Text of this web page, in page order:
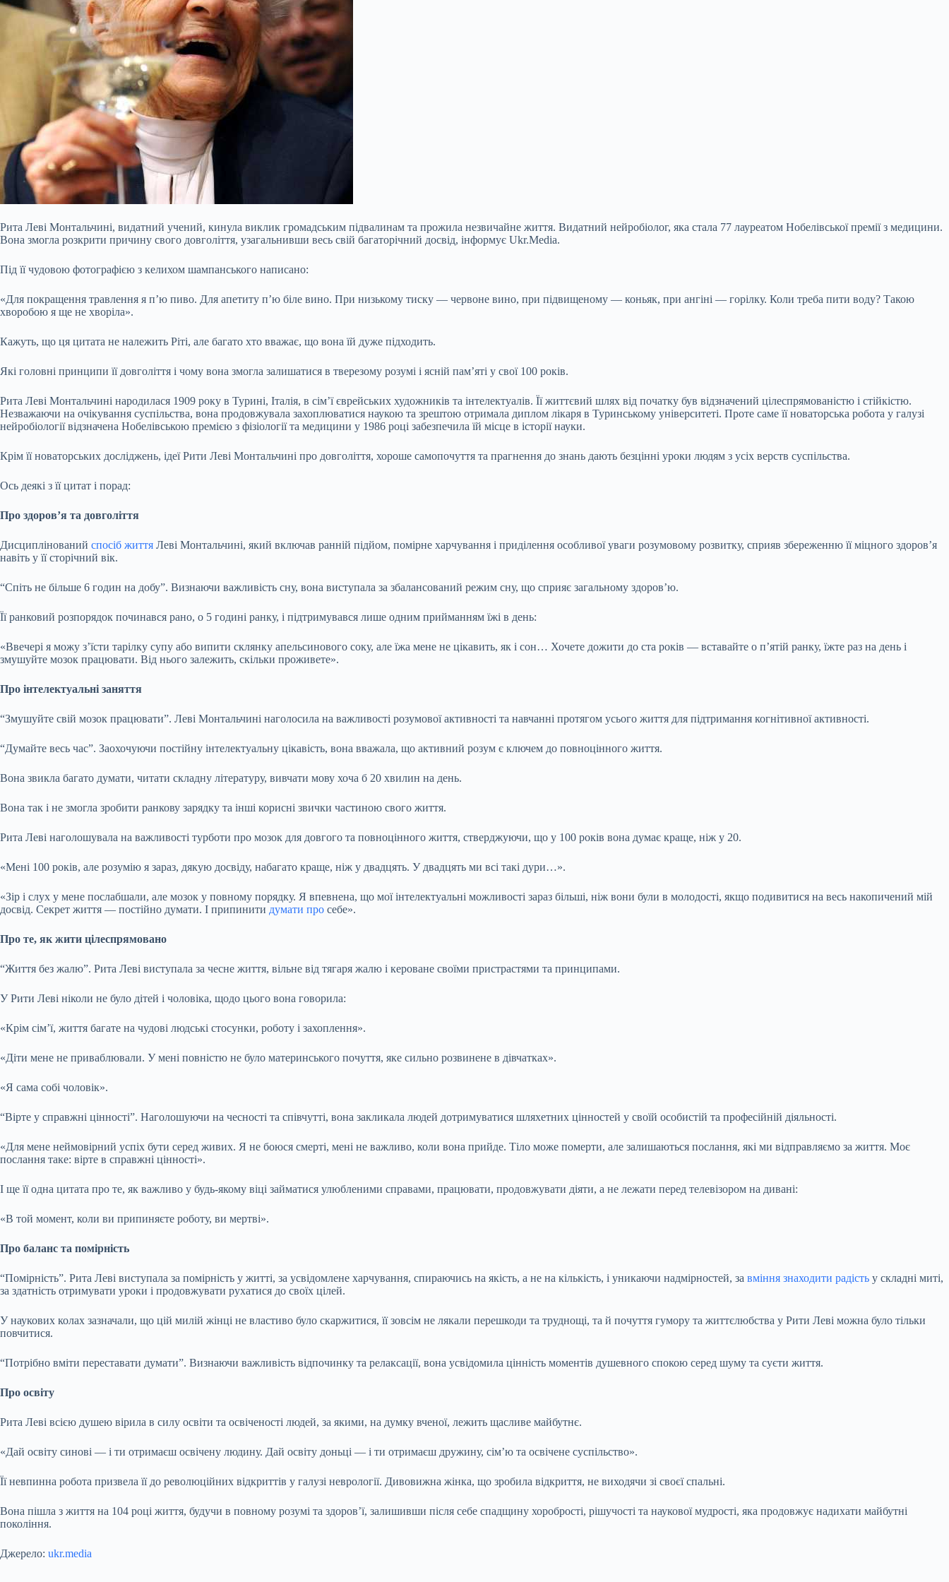
Рита Леві Монтальчині, видатний учений, кинула виклик громадським підвалинам та прожила незвичайне життя. Видатний нейробіолог, яка стала 77 лауреатом Нобелівської премії з медицини.
Вона змогла розкрити причину свого довголіття, узагальнивши весь свій багаторічний досвід, інформує Ukr.Media.
Під її чудовою фотографією з келихом шампанського написано:
«Для покращення травлення я п’ю пиво. Для апетиту п’ю біле вино. При низькому тиску — червоне вино, при підвищеному — коньяк, при ангіні — горілку. Коли треба пити воду? Такою
хворобою я ще не хворіла».
Кажуть, що ця цитата не належить Ріті, але багато хто вважає, що вона їй дуже підходить.
Які головні принципи її довголіття і чому вона змогла залишатися в тверезому розумі і ясній пам’яті у свої 100 років.
Рита Леві Монтальчині народилася 1909 року в Турині, Італія, в сім’ї єврейських художників та інтелектуалів. Її життєвий шлях від початку був відзначений цілеспрямованістю і стійкістю.
Незважаючи на очікування суспільства, вона продовжувала захоплюватися наукою та зрештою отримала диплом лікаря в Туринському університеті. Проте саме її новаторська робота у галузі
нейробіології відзначена Нобелівською премією з фізіології та медицини у 1986 році забезпечила їй місце в історії науки.
Крім її новаторських досліджень, ідеї Рити Леві Монтальчині про довголіття, хороше самопочуття та прагнення до знань дають безцінні уроки людям з усіх верств суспільства.
Ось деякі з її цитат і порад:
Про здоров’я та довголіття
Дисциплінований спосіб життя Леві Монтальчині, який включав ранній підйом, помірне харчування і приділення особливої уваги розумовому розвитку, сприяв збереженню її міцного здоров’я
навіть у її сторічний вік.
“Спіть не більше 6 годин на добу”. Визнаючи важливість сну, вона виступала за збалансований режим сну, що сприяє загальному здоров’ю.
Її ранковий розпорядок починався рано, о 5 годині ранку, і підтримувався лише одним прийманням їжі в день:
«Ввечері я можу з’їсти тарілку супу або випити склянку апельсинового соку, але їжа мене не цікавить, як і сон… Хочете дожити до ста років — вставайте о п’ятій ранку, їжте раз на день і
змушуйте мозок працювати. Від нього залежить, скільки проживете».
Про інтелектуальні заняття
“Змушуйте свій мозок працювати”. Леві Монтальчині наголосила на важливості розумової активності та навчанні протягом усього життя для підтримання когнітивної активності.
“Думайте весь час”. Заохочуючи постійну інтелектуальну цікавість, вона вважала, що активний розум є ключем до повноцінного життя.
Вона звикла багато думати, читати складну літературу, вивчати мову хоча б 20 хвилин на день.
Вона так і не змогла зробити ранкову зарядку та інші корисні звички частиною свого життя.
Рита Леві наголошувала на важливості турботи про мозок для довгого та повноцінного життя, стверджуючи, що у 100 років вона думає краще, ніж у 20.
«Мені 100 років, але розумію я зараз, дякую досвіду, набагато краще, ніж у двадцять. У двадцять ми всі такі дури…».
«Зір і слух у мене послабшали, але мозок у повному порядку. Я впевнена, що мої інтелектуальні можливості зараз більші, ніж вони були в молодості, якщо подивитися на весь накопичений мій
досвід. Секрет життя — постійно думати. І припинити думати про себе».
Про те, як жити цілеспрямовано
“Життя без жалю”. Рита Леві виступала за чесне життя, вільне від тягаря жалю і кероване своїми пристрастями та принципами.
У Рити Леві ніколи не було дітей і чоловіка, щодо цього вона говорила:
«Крім сім’ї, життя багате на чудові людські стосунки, роботу і захоплення».
«Діти мене не приваблювали. У мені повністю не було материнського почуття, яке сильно розвинене в дівчатках».
«Я сама собі чоловік».
“Вірте у справжні цінності”. Наголошуючи на чесності та співчутті, вона закликала людей дотримуватися шляхетних цінностей у своїй особистій та професійній діяльності.
«Для мене неймовірний успіх бути серед живих. Я не боюся смерті, мені не важливо, коли вона прийде. Тіло може померти, але залишаються послання, які ми відправляємо за життя. Моє
послання таке: вірте в справжні цінності».
І ще її одна цитата про те, як важливо у будь-якому віці займатися улюбленими справами, працювати, продовжувати діяти, а не лежати перед телевізором на дивані:
«В той момент, коли ви припиняєте роботу, ви мертві».
Про баланс та помірність
“Помірність”. Рита Леві виступала за помірність у житті, за усвідомлене харчування, спираючись на якість, а не на кількість, і уникаючи надмірностей, за вміння знаходити радість у складні миті,
за здатність отримувати уроки і продовжувати рухатися до своїх цілей.
У наукових колах зазначали, що цій милій жінці не властиво було скаржитися, її зовсім не лякали перешкоди та труднощі, та й почуття гумору та життєлюбства у Рити Леві можна було тільки
повчитися.
“Потрібно вміти переставати думати”. Визнаючи важливість відпочинку та релаксації, вона усвідомила цінність моментів душевного спокою серед шуму та суєти життя.
Про освіту
Рита Леві всією душею вірила в силу освіти та освіченості людей, за якими, на думку вченої, лежить щасливе майбутнє.
«Дай освіту синові — і ти отримаєш освічену людину. Дай освіту доньці — і ти отримаєш дружину, сім’ю та освічене суспільство».
Її невпинна робота призвела її до революційних відкриттів у галузі неврології. Дивовижна жінка, що зробила відкриття, не виходячи зі своєї спальні.
Вона пішла з життя на 104 році життя, будучи в повному розумі та здоров’ї, залишивши після себе спадщину хоробрості, рішучості та наукової мудрості, яка продовжує надихати майбутні
покоління.
Джерело: ukr.media